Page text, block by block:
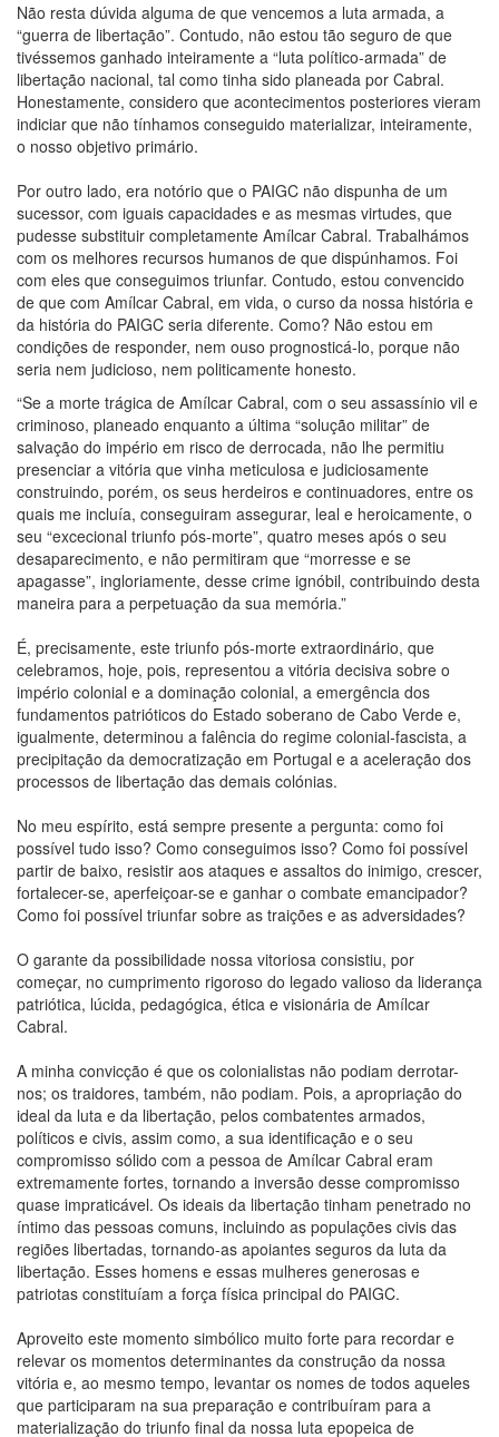
Não resta dúvida alguma de que vencemos a luta armada, a
“guerra de libertação”. Contudo, não estou tão seguro de que
tivéssemos ganhado inteiramente a “luta político-armada” de
libertação nacional, tal como tinha sido planeada por Cabral.
Honestamente, considero que acontecimentos posteriores vieram
indiciar que não tínhamos conseguido materializar, inteiramente,
o nosso objetivo primário.
Por outro lado, era notório que o PAIGC não dispunha de um
sucessor, com iguais capacidades e as mesmas virtudes, que
pudesse substituir completamente Amílcar Cabral. Trabalhámos
com os melhores recursos humanos de que dispúnhamos. Foi
com eles que conseguimos triunfar. Contudo, estou convencido
de que com Amílcar Cabral, em vida, o curso da nossa história e
da história do PAIGC seria diferente. Como? Não estou em
condições de responder, nem ouso prognosticá-lo, porque não
seria nem judicioso, nem politicamente honesto.
“Se a morte trágica de Amílcar Cabral, com o seu assassínio vil e
criminoso, planeado enquanto a última “solução militar” de
salvação do império em risco de derrocada, não lhe permitiu
presenciar a vitória que vinha meticulosa e judiciosamente
construindo, porém, os seus herdeiros e continuadores, entre os
quais me incluía, conseguiram assegurar, leal e heroicamente, o
seu “excecional triunfo pós-morte”, quatro meses após o seu
desaparecimento, e não permitiram que “morresse e se
apagasse”, ingloriamente, desse crime ignóbil, contribuindo desta
maneira para a perpetuação da sua memória.”
É, precisamente, este triunfo pós-morte extraordinário, que
celebramos, hoje, pois, representou a vitória decisiva sobre o
império colonial e a dominação colonial, a emergência dos
fundamentos patrióticos do Estado soberano de Cabo Verde e,
igualmente, determinou a falência do regime colonial-fascista, a
precipitação da democratização em Portugal e a aceleração dos
processos de libertação das demais colónias.
No meu espírito, está sempre presente a pergunta: como foi
possível tudo isso? Como conseguimos isso? Como foi possível
partir de baixo, resistir aos ataques e assaltos do inimigo, crescer,
fortalecer-se, aperfeiçoar-se e ganhar o combate emancipador?
Como foi possível triunfar sobre as traições e as adversidades?
O garante da possibilidade nossa vitoriosa consistiu, por
começar, no cumprimento rigoroso do legado valioso da liderança
patriótica, lúcida, pedagógica, ética e visionária de Amílcar
Cabral.
A minha convicção é que os colonialistas não podiam derrotar-
nos; os traidores, também, não podiam. Pois, a apropriação do
ideal da luta e da libertação, pelos combatentes armados,
políticos e civis, assim como, a sua identificação e o seu
compromisso sólido com a pessoa de Amílcar Cabral eram
extremamente fortes, tornando a inversão desse compromisso
quase impraticável. Os ideais da libertação tinham penetrado no
íntimo das pessoas comuns, incluindo as populações civis das
regiões libertadas, tornando-as apoiantes seguros da luta da
libertação. Esses homens e essas mulheres generosas e
patriotas constituíam a força física principal do PAIGC.
Aproveito este momento simbólico muito forte para recordar e
relevar os momentos determinantes da construção da nossa
vitória e, ao mesmo tempo, levantar os nomes de todos aqueles
que participaram na sua preparação e contribuíram para a
materialização do triunfo final da nossa luta epopeica de